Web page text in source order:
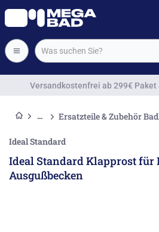
Ersatzteile & Zubehör
Ideal Standard
Ideal Standard Klapprost für
Ausgußbecken